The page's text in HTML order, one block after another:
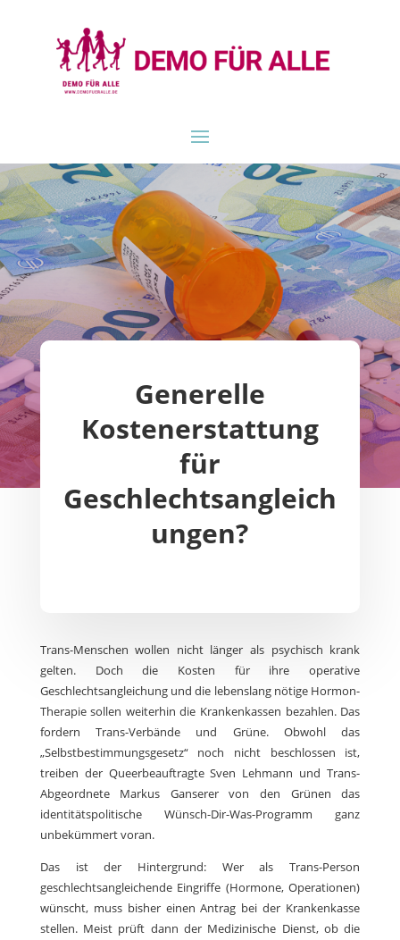
Generelle
Kostenerstattung
für
Geschlechtsangleich
ungen?
Trans-Menschen wollen nicht länger als psychisch krank
gelten. Doch die Kosten für ihre operative
Geschlechtsangleichung und die lebenslang nötige Hormon-
Therapie sollen weiterhin die Krankenkassen bezahlen. Das
fordern Trans-Verbände und Grüne. Obwohl das
„Selbstbestimmungsgesetz“ noch nicht beschlossen ist,
treiben der Queerbeauftragte Sven Lehmann und Trans-
Abgeordnete Markus Ganserer von den Grünen das
identitätspolitische Wünsch-Dir-Was-Programm ganz
unbekümmert voran.
Das ist der Hintergrund: Wer als Trans-Person
geschlechtsangleichende Eingriffe (Hormone, Operationen)
wünscht, muss bisher einen Antrag bei der Krankenkasse
stellen. Meist prüft dann der Medizinische Dienst, ob die